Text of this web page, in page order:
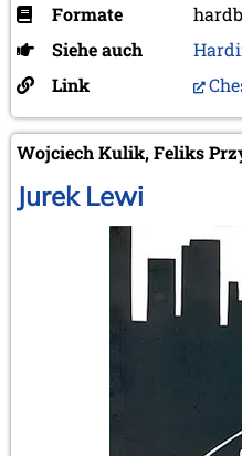
Formate
Siehe auch
Link
Wojciech Kulik, Feliks
Jurek Lewi